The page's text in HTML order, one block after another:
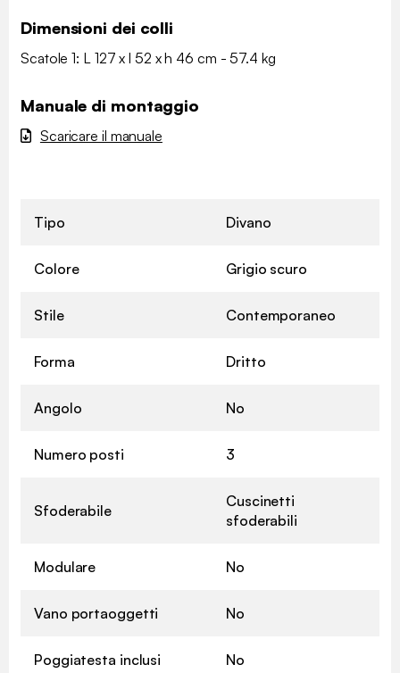
Dimensioni dei colli
Scatole 1: L 127 x l 52 x h 46 cm - 57.4 kg
Manuale di montaggio
Scaricare il manuale
Tipo Divano
Colore Grigio scuro
Stile Contemporaneo
Forma Dritto
Angolo No
Numero posti 3
Sfoderabile
Cuscinetti
sfoderabili
Modulare No
Vano portaoggetti No
Poggiatesta inclusi No